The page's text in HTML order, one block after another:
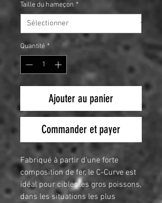
Taille du hameçon *
Quantité *
Ajouter au panier
Commander et payer
Fabriqué à partir d'une forte
composition de fer, le C-Curve est
idéal pour cibler les gros poissons,
dans les situations les plus